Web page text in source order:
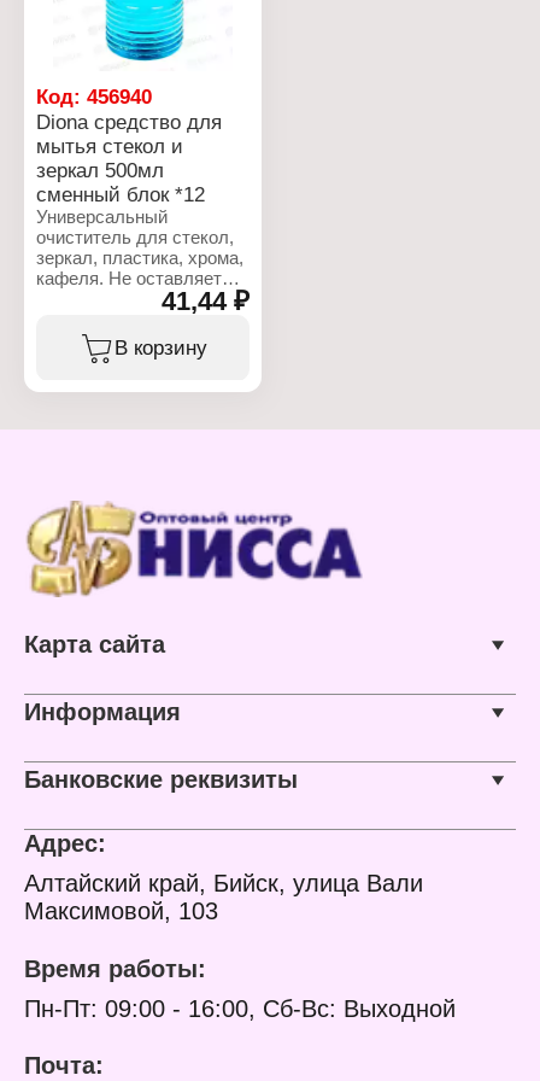
Характеристики:
Бренд: Diona Magic
Тип товара: Чистящее
Форма выпуска: гель
Назначение: для чистки
сантехники
Объем: 750 мл
Габариты: 8,3х6х26 см
Код: 456940
Diona средство для
мытья стекол и
зеркал 500мл
сменный блок *12
Универсальный
очиститель для стекол,
зеркал, пластика, хрома,
кафеля. Не оставляет
подтеков и разводов.
организациях и в быту
для чистки мебели,
акриловый сополимер,
ароматизирующая
добавка, краситель.
Характеристики:
средство
Особенность: сменный
блок
с отдушкой
Объем: 500 мл
41,44 ₽
В корзину
Карта сайта
Информация
Банковские реквизиты
Адрес:
Алтайский край, Бийск, улица Вали
Максимовой, 103
Время работы:
Пн-Пт: 09:00 - 16:00, Сб-Вс: Выходной
Почта: